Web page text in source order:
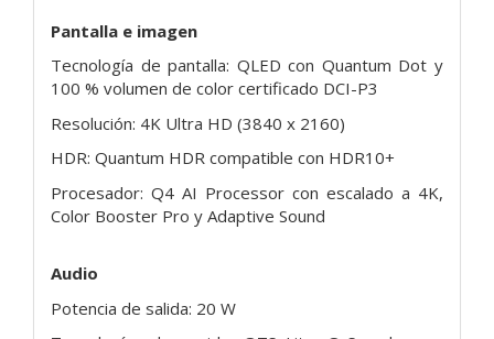
Pantalla e imagen
Tecnología de pantalla: QLED con Quantum Dot y
100 % volumen de color certificado DCI-P3
Resolución: 4K Ultra HD (3840 x 2160)
HDR: Quantum HDR compatible con HDR10+
Procesador: Q4 AI Processor con escalado a 4K,
Color Booster Pro y Adaptive Sound
Audio
Potencia de salida: 20 W